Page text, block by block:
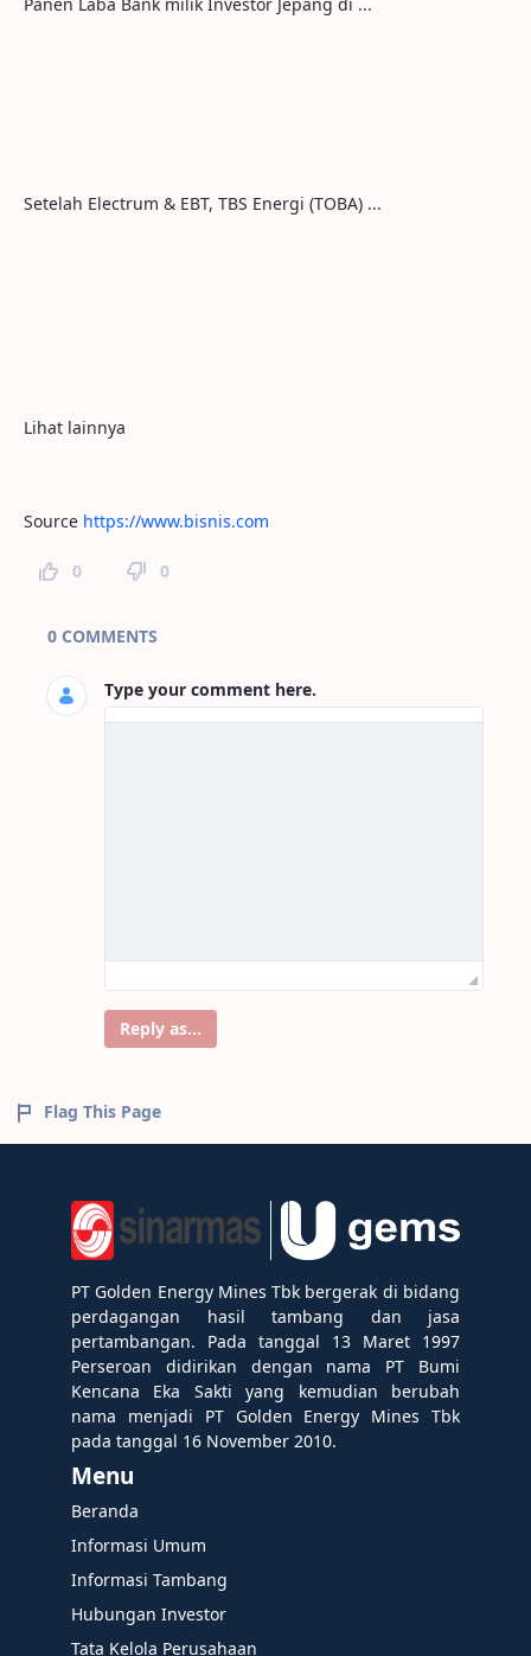
Setelah Electrum & EBT, TBS Energi (TOBA) ...
Lihat lainnya
Source https://www.bisnis.com
0 0
Page Comments
0 COMMENTS
Type your comment here.
Reply as...
Flag This Page
PT Golden Energy Mines Tbk bergerak di bidang
perdagangan hasil tambang dan jasa
pertambangan. Pada tanggal 13 Maret 1997
Perseroan didirikan dengan nama PT Bumi
Kencana Eka Sakti yang kemudian berubah
nama menjadi PT Golden Energy Mines Tbk
pada tanggal 16 November 2010.
Menu
Beranda
Informasi Umum
Informasi Tambang
Hubungan Investor
Tata Kelola Perusahaan